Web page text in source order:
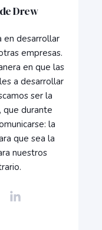
Drew
en desarrollar
empresas.
en que las
a desarrollar
ser la
que durante
la
que sea la
nuestros